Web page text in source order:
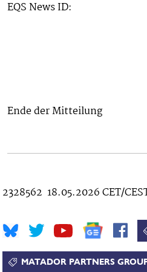
EQS News ID:
Ende der Mitteilung
2328562 18.05.2026 CET/
MATADOR PARTNERS